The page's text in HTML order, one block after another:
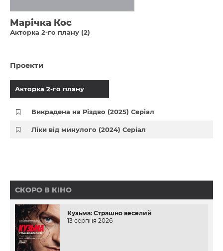
Марічка Кос
Акторка 2-го плану (2)
Проекти
Акторка 2-го плану
Викрадена на Різдво (2025) Серіал
Ліки від минулого (2024) Серіал
СКОРО В КІНО
Кузьма: Страшно веселий
13 серпня 2026